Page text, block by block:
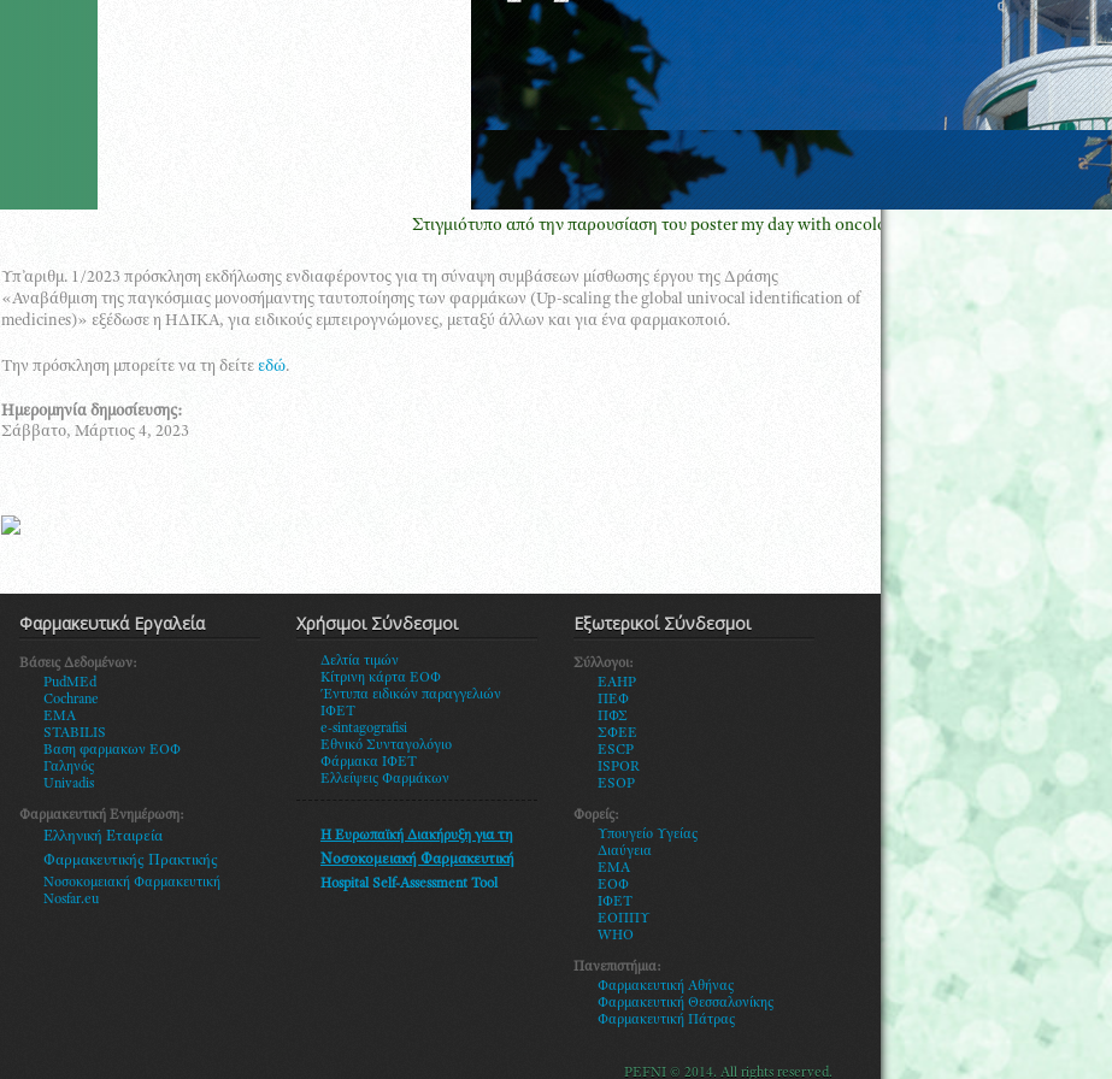
Στιγμιότυπο από την παρουσίαση του poster my day with oncology pharmacy GREECE με τον
Υπ’αριθμ. 1/2023 πρόσκληση εκδήλωσης ενδιαφέροντος για τη σύναψη συμβάσεων μίσθωσης έργου της Δράσης
«Αναβάθμιση της παγκόσμιας μονοσήμαντης ταυτοποίησης των φαρμάκων (Up-scaling the global univocal identification of
medicines)» εξέδωσε η ΗΔΙΚΑ, για ειδικούς εμπειρογνώμονες, μεταξύ άλλων και για ένα φαρμακοποιό.
Την πρόσκληση μπορείτε να τη δείτε εδώ.
Ημερομηνία δημοσίευσης:
Σάββατο, Μάρτιος 4, 2023
Φαρμακευτικά Εργαλεία
Βάσεις Δεδομένων:
PudMEd
Cochrane
EMA
STABILIS
Βαση φαρμακων ΕΟΦ
Γαληνός
Univadis
Φαρμακευτική Ενημέρωση:
Ελληνική Εταιρεία
Φαρμακευτικής Πρακτικής
Νοσοκομειακή Φαρμακευτική
Nosfar.eu
Χρήσιμοι Σύνδεσμοι
Δελτία τιμών
Κίτρινη κάρτα ΕΟΦ
Έντυπα ειδικών παραγγελιών
ΙΦΕΤ
e-sintagografisi
Εθνικό Συνταγολόγιο
Φάρμακα ΙΦΕΤ
Ελλείψεις Φαρμάκων
Η Ευρωπαϊκή Διακήρυξη για τη
Νοσοκομειακή Φαρμακευτική
Hospital Self-Assessment Tool
Εξωτερικοί Σύνδεσμοι
Σύλλογοι:
EAHP
ΠΕΦ
ΠΦΣ
ΣΦΕΕ
ESCP
ISPOR
ESOP
Φορείς:
Υπουγείο Υγείας
Διαύγεια
ΕΜΑ
ΕΟΦ
ΙΦΕΤ
ΕΟΠΠΥ
WHO
Πανεπιστήμια:
Φαρμακευτική Αθήνας
Φαρμακευτική Θεσσαλονίκης
Φαρμακευτική Πάτρας
PEFNI © 2014. All rights reserved.